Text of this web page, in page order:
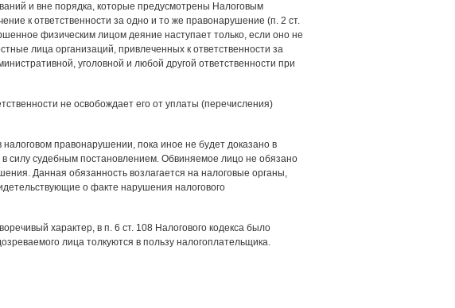
и вне порядка, которые предусмотрены Налоговым
к ответственности за одно и то же правонарушение (п. 2 ст.
физическим лицом деяние наступает только, если оно не
лица организаций, привлеченных к ответственности за
уголовной и любой другой ответственности при
не освобождает его от уплаты (перечисления)
правонарушении, пока иное не будет доказано в
силу судебным постановлением. Обвиняемое лицо не обязано
Данная обязанность возлагается на налоговые органы,
о факте нарушения налогового
характер, в п. 6 ст. 108 Налогового кодекса было
лица толкуются в пользу налогоплательщика.